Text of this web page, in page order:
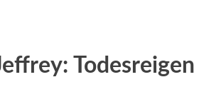
Todesreigen